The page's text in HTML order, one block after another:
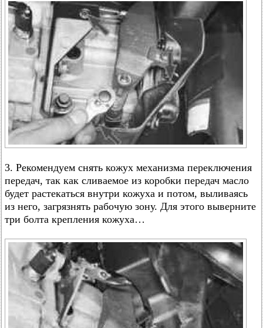
3. Рекомендуем снять кожух механизма переключения
передач, так как сливаемое из коробки передач масло
будет растекаться внутри кожуха и потом, выливаясь
из него, загрязнять рабочую зону. Для этого выверните
три болта крепления кожуха…